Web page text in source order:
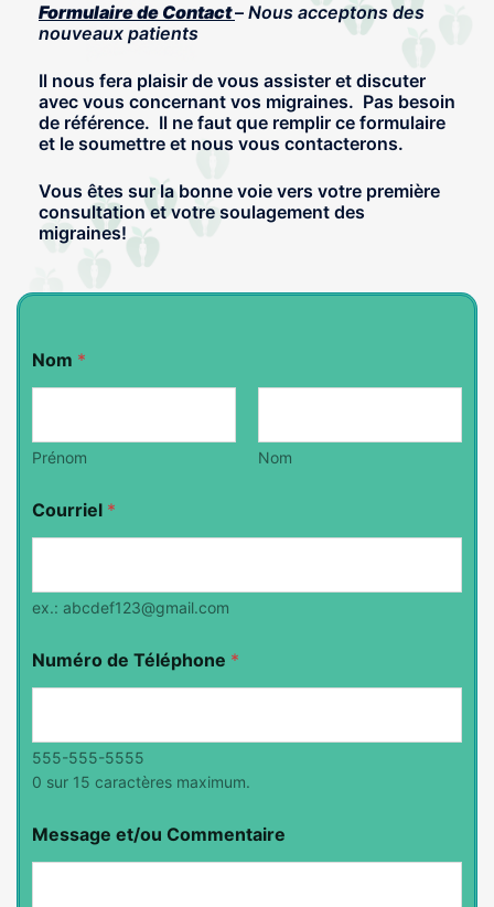
Formulaire de Contact– Nous acceptons des
nouveaux patients
Il nous fera plaisir de vous assister et discuter
avec vous concernant vos migraines. Pas besoin
de référence. Il ne faut que remplir ce formulaire
et le soumettre et nous vous contacterons.
Vous êtes sur la bonne voie vers votre première
consultation et votre soulagement des
migraines!
Nom *
Prénom Nom
Courriel *
ex.: abcdef123@gmail.com
Numéro de Téléphone *
555-555-5555
0 sur 15 caractères maximum.
Message et/ou Commentaire